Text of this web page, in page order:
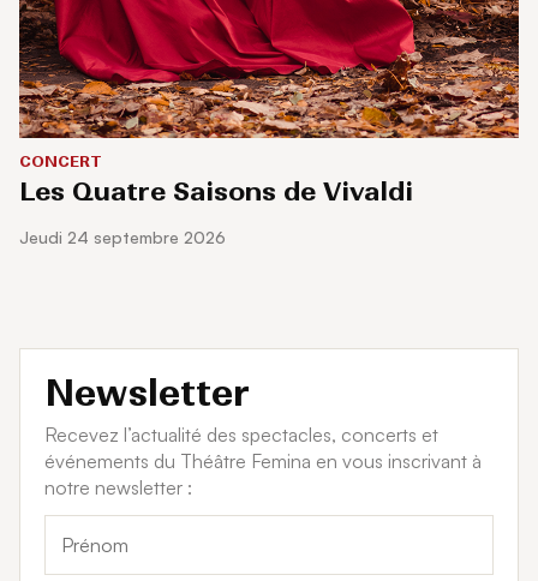
CONCERT
Les Quatre Saisons de Vivaldi
jeudi 24 septembre 2026
Newsletter
Recevez l’actualité des spectacles, concerts et
événements du Théâtre Femina en vous inscrivant à
notre newsletter :